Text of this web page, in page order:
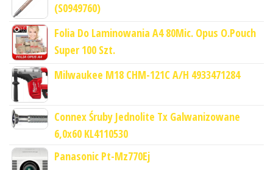
(S0949760)
Folia Do Laminowania A4 80Mic. Opus O.Pouch
Super 100 Szt.
Milwaukee M18 CHM-121C A/H 4933471284
Connex Śruby Jednolite Tx Galwanizowane
6,0x60 KL4110530
Panasonic Pt-Mz770Ej